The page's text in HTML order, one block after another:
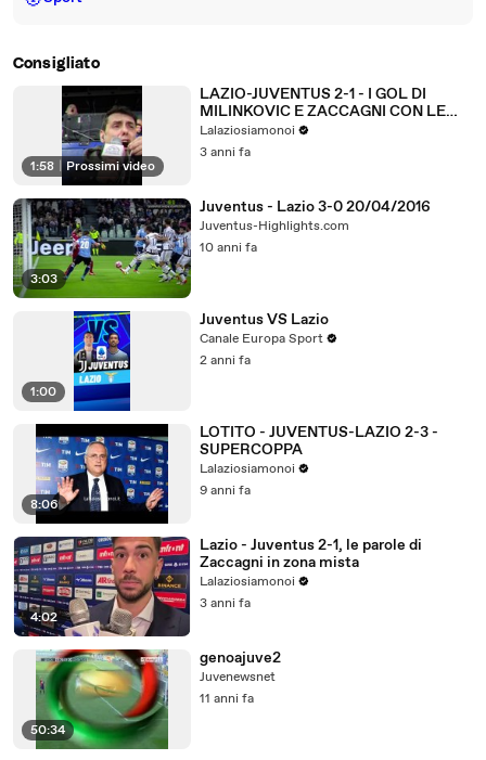
Consigliato
1:58 Prossimi video
LAZIO-JUVENTUS 2-1 - I GOL DI
MILINKOVIC E ZACCAGNI CON LE
URLA DI ZAPPULLA
Lalaziosiamonoi
3 anni fa
3:03
Juventus - Lazio 3-0 20/04/2016
Juventus-Highlights.com
10 anni fa
1:00
Juventus VS Lazio
Canale Europa Sport
2 anni fa
8:06
LOTITO - JUVENTUS-LAZIO 2-3 -
SUPERCOPPA
Lalaziosiamonoi
9 anni fa
4:02
Lazio - Juventus 2-1, le parole di
Zaccagni in zona mista
Lalaziosiamonoi
3 anni fa
50:34
genoajuve2
Juvenewsnet
11 anni fa